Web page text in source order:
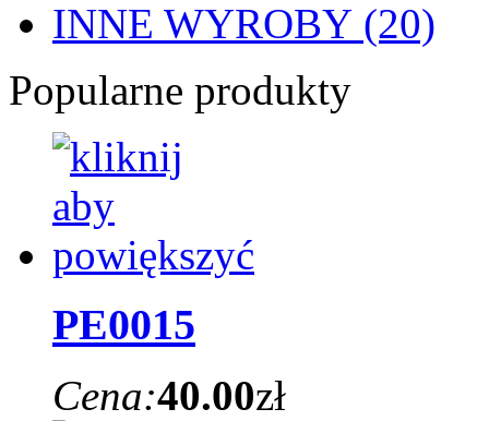
INNE WYROBY (20)
Popularne produkty
PE0015
Cena:40.00zł